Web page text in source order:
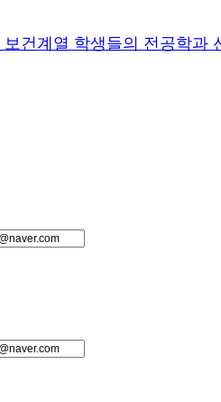
보건계열 학생들의 전공학과